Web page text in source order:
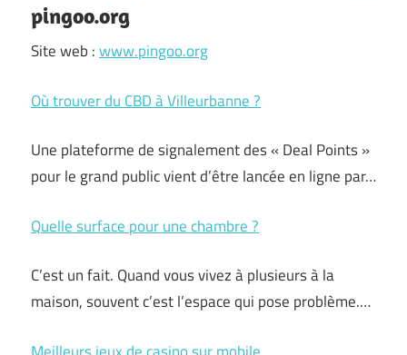
pingoo.org
Site web :www.pingoo.org
Où trouver du CBD à Villeurbanne ?
Une plateforme de signalement des « Deal Points »
pour le grand public vient d’être lancée en ligne par…
Quelle surface pour une chambre ?
C’est un fait. Quand vous vivez à plusieurs à la
maison, souvent c’est l’espace qui pose problème.…